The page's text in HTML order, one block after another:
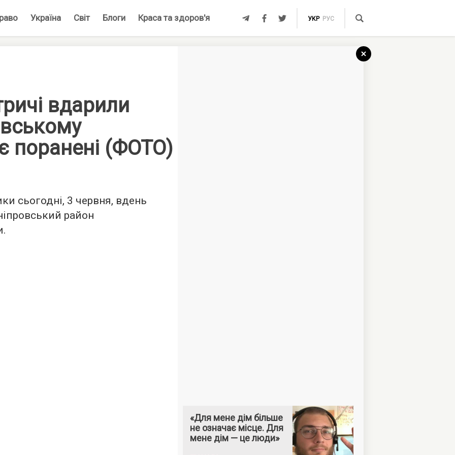
Україна Світ Блоги Краса та здоров'я УКР РУС
вдарили
поранені (ФОТО)
сьогодні, 3 червня, вдень
район
«Для мене дім більше
не означає місце. Для
мене дім — це люди»